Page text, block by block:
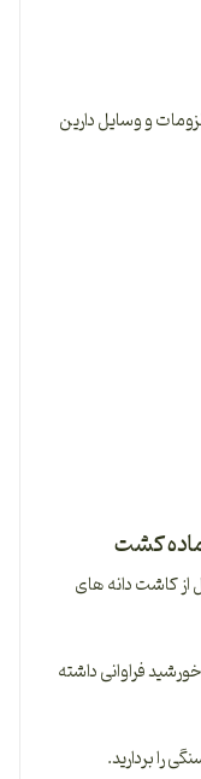
و وسایل دارین
کشت ۲ تا ۳ هفته قبل از کاشت دانه­ های
فراوانی داشته
را بردارید.